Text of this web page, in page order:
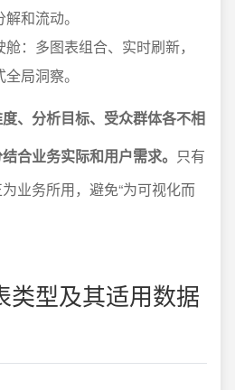
和流动。
：多图表组合、实时刷新，
局洞察。
、分析目标、受众群体各不相
合业务实际和用户需求。 只有
业务所用，避免“为可视化而
类型及其适用数据